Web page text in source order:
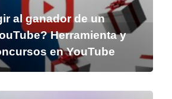
al ganador de un
Herramienta y
en YouTube